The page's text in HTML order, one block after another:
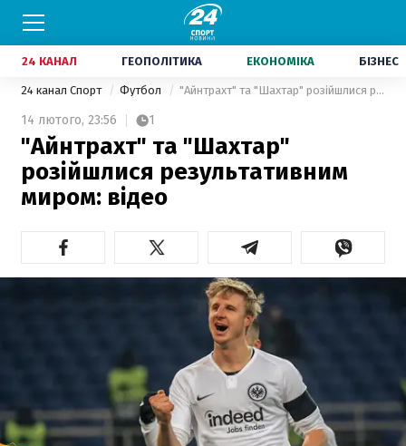
24 КАНАЛ ГЕОПОЛІТИКА ЕКОНОМІКА БІЗНЕС
24 канал Спорт Футбол "Айнтрахт" та "Шахтар" розійшлися результативним миром: відео
14 лютого, 23:56 1
"Айнтрахт" та "Шахтар"
розійшлися результативним
миром: відео